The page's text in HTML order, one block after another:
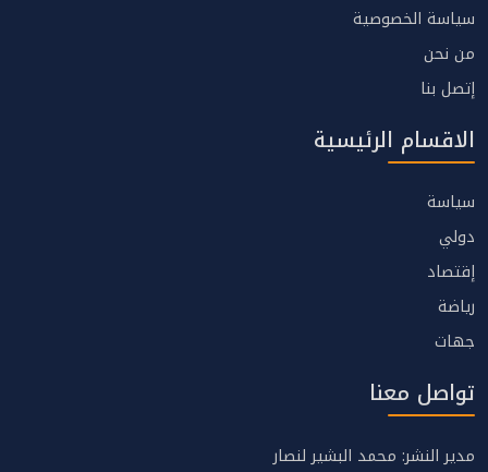
سياسة الخصوصية
من نحن
إتصل بنا
الاقسام الرئيسية
سياسة
دولي
إقتصاد
رياضة
جهات
تواصل معنا
مدير النشر: محمد البشير لنصار